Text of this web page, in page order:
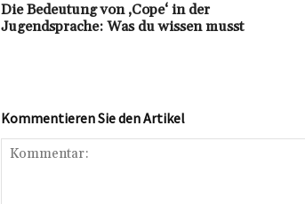
Die Bedeutung von ‚Cope‘ in der
Jugendsprache: Was du wissen musst
Kommentieren Sie den Artikel